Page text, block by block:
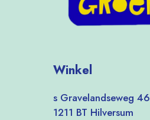
Winkel
s Gravelandseweg 46
1211 BT Hilversum